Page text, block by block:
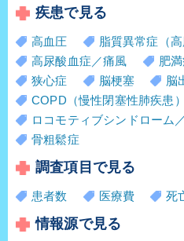
疾患で見る
高血圧 脂質異常症（高
高尿酸血症／痛風
肥
狭心症
脳梗塞 脳
COPD（慢性閉塞性肺疾患）
ロコモティブシンドローム
骨粗鬆症
調査項目で見る
患者数 医療費 死
情報源で見る